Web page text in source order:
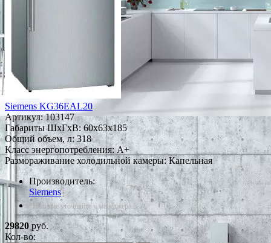
Siemens KG36EAL20
Артикул:103147
Габариты ШxГxВ: 60x63x185
Общий объем, л: 318
Класс энергопотребления: A+
Размораживание холодильной камеры: Капельная
Производитель:
Siemens
*Наличие уточняйте у менеджера
29820руб.
Кол-во: